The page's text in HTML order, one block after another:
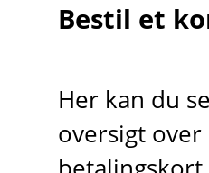
Bestil et
Her kan du
oversigt over